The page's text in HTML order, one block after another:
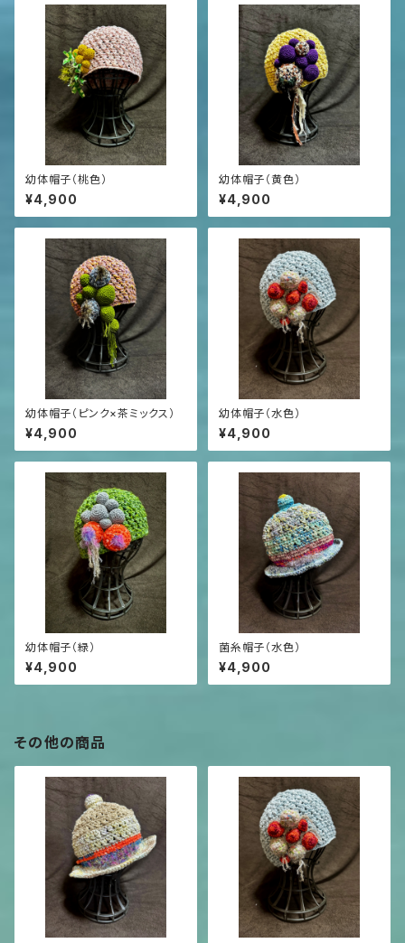
幼体帽子（桃色）
¥4,900
幼体帽子（黄色）
¥4,900
幼体帽子（ピンク×茶ミックス）
¥4,900
幼体帽子（水色）
¥4,900
幼体帽子（緑）
¥4,900
菌糸帽子（水色）
¥4,900
その他の商品